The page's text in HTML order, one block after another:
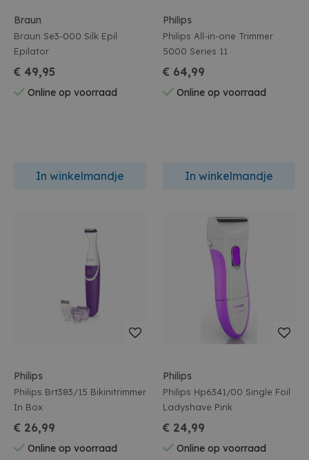
Braun
Braun Se3-000 Silk Epil
Epilator
€ 49,95
Online op voorraad
In winkelmandje
Philips
Philips All-in-one Trimmer
5000 Series 11
€ 64,99
Online op voorraad
In winkelmandje
Philips
Philips Brt383/15 Bikinitrimmer
In Box
€ 26,99
Online op voorraad
Philips
Philips Hp6341/00 Single Foil
Ladyshave Pink
€ 24,99
Online op voorraad